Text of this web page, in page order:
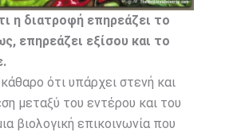
η διατροφή επηρεάζει το
επηρεάζει εξίσου και το
ότι υπάρχει στενή και
μεταξύ του εντέρου και του
βιολογική επικοινωνία που